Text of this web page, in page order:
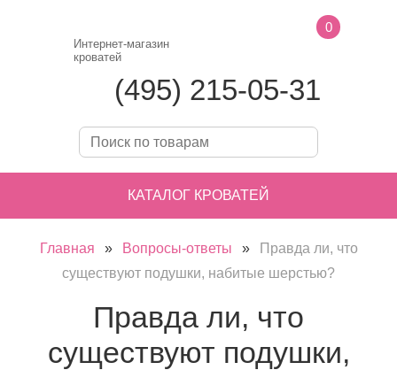
Интернет-магазин
кроватей
(495) 215-05-31
0
КАТАЛОГ КРОВАТЕЙ
Главная » Вопросы-ответы »
Правда ли, что
существуют подушки, набитые шерстью?
Правда ли, что
существуют подушки,